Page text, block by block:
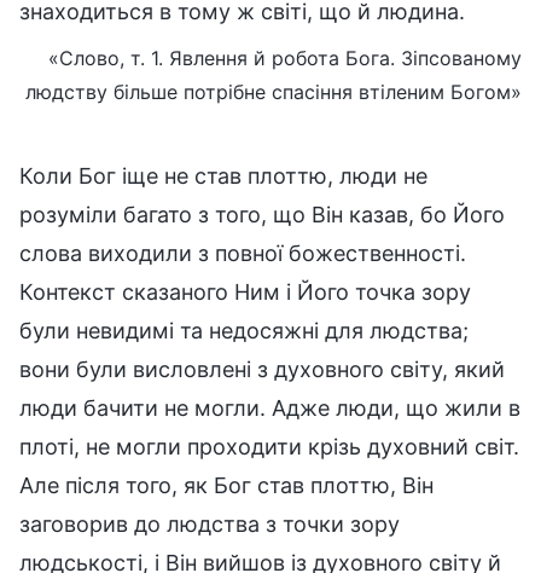
знаходиться в тому ж світі, що й людина.
«Слово, т. 1. Явлення й робота Бога. Зіпсованому
людству більше потрібне спасіння втіленим Богом»
Коли Бог іще не став плоттю, люди не
розуміли багато з того, що Він казав, бо Його
слова виходили з повної божественності.
Контекст сказаного Ним і Його точка зору
були невидимі та недосяжні для людства;
вони були висловлені з духовного світу, який
люди бачити не могли. Адже люди, що жили в
плоті, не могли проходити крізь духовний світ.
Але після того, як Бог став плоттю, Він
заговорив до людства з точки зору
людськості, і Він вийшов із духовного світу й